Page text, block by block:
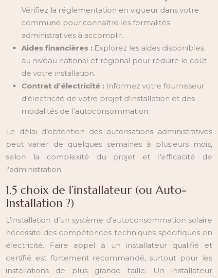
Vérifiez la réglementation en vigueur dans votre
commune pour connaître les formalités
administratives à accomplir.
Aides financières : Explorez les aides disponibles
au niveau national et régional pour réduire le coût
de votre installation.
Contrat d’électricité : Informez votre fournisseur
d’électricité de votre projet d’installation et des
modalités de l’autoconsommation.
Le délai d’obtention des autorisations administratives
peut varier de quelques semaines à plusieurs mois,
selon la complexité du projet et l’efficacité de
l’administration.
1.5 choix de l’installateur (ou Auto-
Installation ?)
L’installation d’un système d’autoconsommation solaire
nécessite des compétences techniques spécifiques en
électricité. Faire appel à un installateur qualifié et
certifié est fortement recommandé, surtout pour les
installations de plus grande taille. Un installateur